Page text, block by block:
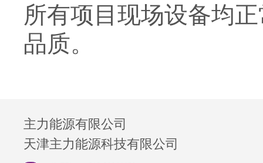
所有项目现场设备均
品质。
主力能源有限公司
天津主力能源科技有限公司